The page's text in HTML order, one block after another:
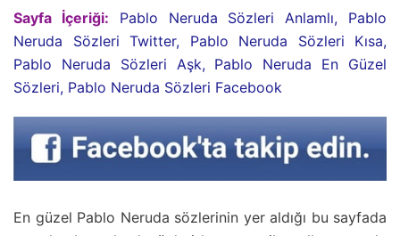
Sayfa İçeriği:
Pablo Neruda Sözleri Anlamlı, Pablo
Neruda Sözleri Twitter, Pablo Neruda Sözleri Kısa,
Pablo Neruda Sözleri Aşk, Pablo Neruda En Güzel
Sözleri, Pablo Neruda Sözleri Facebook
En güzel Pablo Neruda sözlerinin yer aldığı bu sayfada